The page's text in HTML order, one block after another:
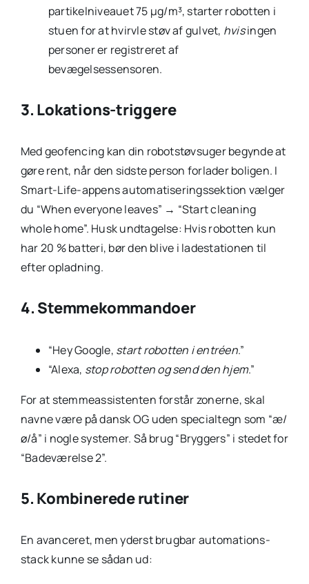
partikelniveauet 75 µg/m³, starter robotten i
stuen for at hvirvle støv af gulvet, hvisingen
personer er registreret af
bevægelsessensoren.
3. Lokations-triggere
Med geofencing kan din robotstøvsuger begynde at
gøre rent, når den sidste person forlader boligen. I
Smart-Life-appens automatiseringssektion vælger
du “When everyone leaves” → “Start cleaning
whole home”. Husk undtagelse: Hvis robotten kun
har 20 % batteri, bør den blive i ladestationen til
efter opladning.
4. Stemmekommandoer
“Hey Google, start robotten i entréen.”
“Alexa, stop robotten og send den hjem.”
For at stemmeassistenten forstår zonerne, skal
navne være på dansk OG uden specialtegn som “æ/
ø/å” i nogle systemer. Så brug “Bryggers” i stedet for
“Badeværelse 2”.
5. Kombinerede rutiner
En avanceret, men yderst brugbar automations-
stack kunne se sådan ud: